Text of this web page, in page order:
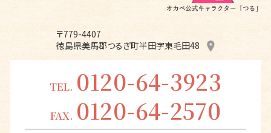
〒779-4407
徳島県美馬郡つるぎ町半田字東毛田48
TEL. 0120-64-3923
FAX. 0120-64-2570